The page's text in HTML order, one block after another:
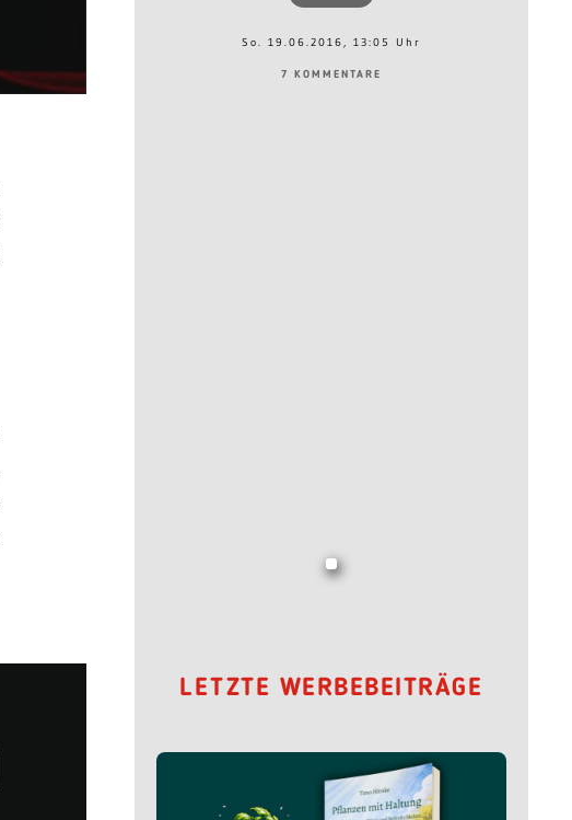
So. 19.06.2016, 13:05 Uhr
7 KOMMENTARE
LETZTE WERBEBEITRÄGE